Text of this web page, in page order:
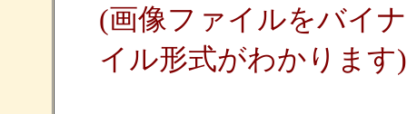
(画像ファイルをバイ
イル形式がわかります)